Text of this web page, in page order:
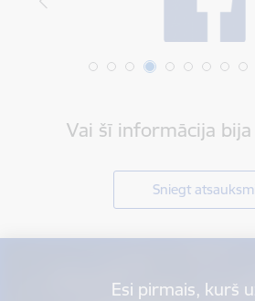
Vai šī informācija
Sniegt atsauksmi
Esi pirmais, kurš